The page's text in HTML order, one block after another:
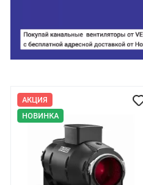
АКЦИЯ
НОВИНКА